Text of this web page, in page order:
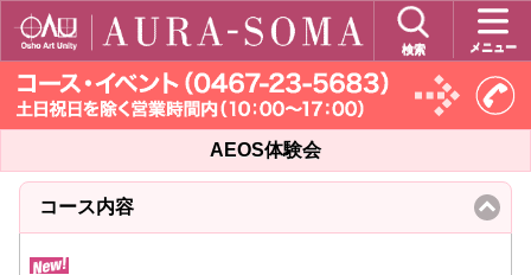
検索 メニュー
AEOS体験会
コース内容
to